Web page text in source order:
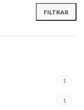
FILTRAR
1
1